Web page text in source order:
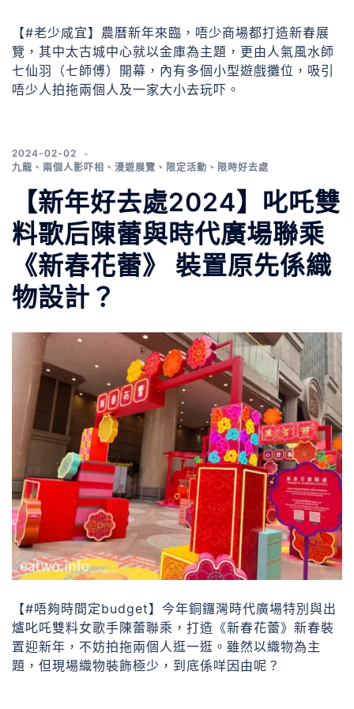
【#老少咸宜】農曆新年來臨，唔少商場都打造新春展
覽，其中太古城中心就以金庫為主題，更由人氣風水師
七仙羽（七師傅）開幕，內有多個小型遊戲攤位，吸引
唔少人拍拖兩個人及一家大小去玩吓。
2024-02-02
九龍 、 兩個人影吓相 、 漫遊展覽 、 限定活動 、 限時好去處
【新年好去處2024】叱吒雙
料歌后陳蕾與時代廣場聯乘
《新春花蕾》 裝置原先係織
物設計？
【#唔夠時間定budget】今年銅鑼灣時代廣場特別與出
爐叱吒雙料女歌手陳蕾聯乘，打造《新春花蕾》新春裝
置迎新年，不妨拍拖兩個人逛一逛。雖然以織物為主
題，但現場織物裝飾極少，到底係咩因由呢？